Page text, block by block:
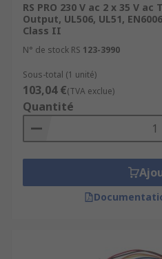
RS PRO 230 V ac 2 x 35 V
Output, UL506, UL51,
Class II
N° de stock RS 123-3990
Sous-total (1 unité)
103,04 €(TVA exclue)
Quantité